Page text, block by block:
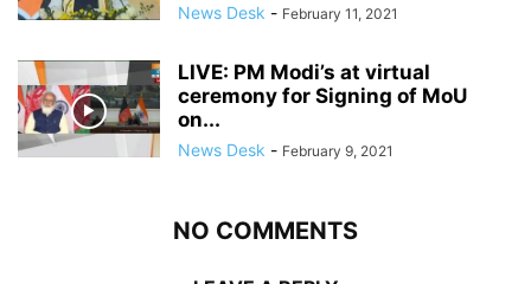
News Desk - February 11, 2021
LIVE: PM Modi’s at virtual
ceremony for Signing of MoU
on...
News Desk - February 9, 2021
NO COMMENTS